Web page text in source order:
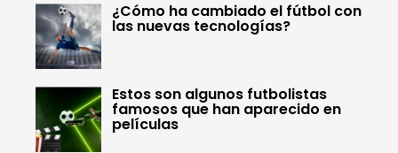
¿Cómo ha cambiado el fútbol con
las nuevas tecnologías?
Estos son algunos futbolistas
famosos que han aparecido en
películas